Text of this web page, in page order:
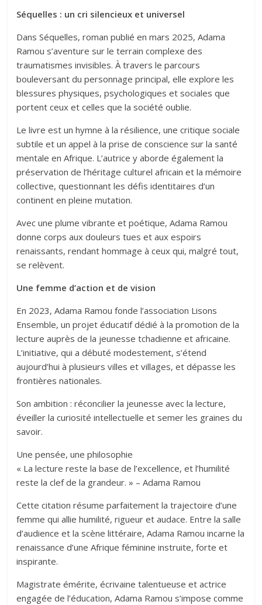
Séquelles : un cri silencieux et universel
Dans Séquelles, roman publié en mars 2025, Adama
Ramou s’aventure sur le terrain complexe des
traumatismes invisibles. À travers le parcours
bouleversant du personnage principal, elle explore les
blessures physiques, psychologiques et sociales que
portent ceux et celles que la société oublie.
Le livre est un hymne à la résilience, une critique sociale
subtile et un appel à la prise de conscience sur la santé
mentale en Afrique. L’autrice y aborde également la
préservation de l’héritage culturel africain et la mémoire
collective, questionnant les défis identitaires d’un
continent en pleine mutation.
Avec une plume vibrante et poétique, Adama Ramou
donne corps aux douleurs tues et aux espoirs
renaissants, rendant hommage à ceux qui, malgré tout,
se relèvent.
Une femme d’action et de vision
En 2023, Adama Ramou fonde l’association Lisons
Ensemble, un projet éducatif dédié à la promotion de la
lecture auprès de la jeunesse tchadienne et africaine.
L’initiative, qui a débuté modestement, s’étend
aujourd’hui à plusieurs villes et villages, et dépasse les
frontières nationales.
Son ambition : réconcilier la jeunesse avec la lecture,
éveiller la curiosité intellectuelle et semer les graines du
savoir.
Une pensée, une philosophie
« La lecture reste la base de l’excellence, et l’humilité
reste la clef de la grandeur. » – Adama Ramou
Cette citation résume parfaitement la trajectoire d’une
femme qui allie humilité, rigueur et audace. Entre la salle
d’audience et la scène littéraire, Adama Ramou incarne la
renaissance d’une Afrique féminine instruite, forte et
inspirante.
Magistrate émérite, écrivaine talentueuse et actrice
engagée de l’éducation, Adama Ramou s’impose comme